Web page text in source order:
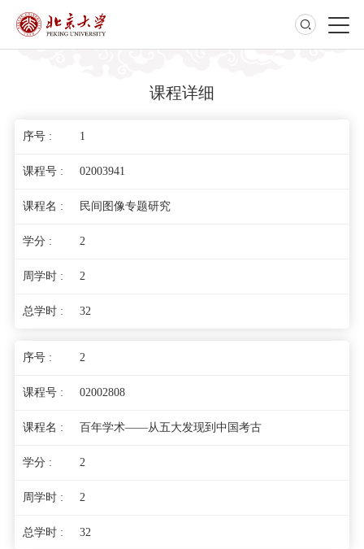
课程详细
1
02003941
民间图像专题研究
2
2
32
2
02002808
百年学术——从五大发现到中国考古
2
2
32